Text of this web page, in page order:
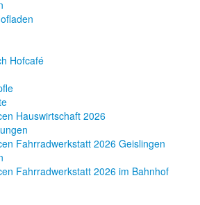
Hofcafé
Hauswirtschaft 2026
Fahrradwerkstatt 2026 Geislingen
Fahrradwerkstatt 2026 im Bahnhof